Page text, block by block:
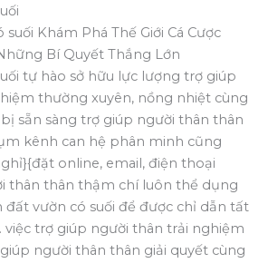
tự hào sở hữu lực lượng trợ giúp
thường xuyên, nồng nhiệt cùng
sẵn sàng trợ giúp người thân thân
kênh can hệ phân minh cũng
online, email, điện thoại
thân thân thậm chí luôn thể dụng
đất vườn có suối để được chỉ dẫn tất
việc trợ giúp người thân trải nghiệm
người thân thân giải quyết cùng